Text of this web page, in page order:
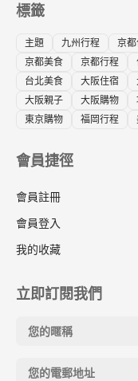
標籤
主題 九州行程 京
京都美食
京都行程
台北美食
大阪住宿
大阪親子
大阪購物
東京購物
福岡行程
會員捷徑
會員註冊
會員登入
我的收藏
立即訂閱我們